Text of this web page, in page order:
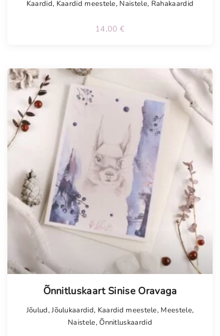
Kaardid, Kaardid meestele, Naistele, Rahakaardid
14,00 €
Õnnitluskaart Sinise Oravaga
Jõulud,Jõulukaardid, Kaardid meestele, Meestele,
Naistele, Õnnitluskaardid